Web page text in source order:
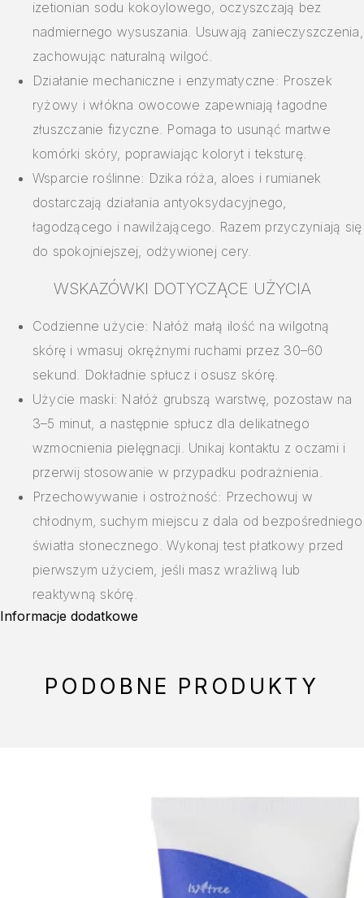
izetionian sodu kokoylowego, oczyszczają bez
nadmiernego wysuszania. Usuwają zanieczyszczenia,
zachowując naturalną wilgoć.
Działanie mechaniczne i enzymatyczne: Proszek
ryżowy i włókna owocowe zapewniają łagodne
złuszczanie fizyczne. Pomaga to usunąć martwe
komórki skóry, poprawiając koloryt i teksturę.
Wsparcie roślinne: Dzika róża, aloes i rumianek
dostarczają działania antyoksydacyjnego,
łagodzącego i nawilżającego. Razem przyczyniają się
do spokojniejszej, odżywionej cery.
WSKAZÓWKI DOTYCZĄCE UŻYCIA
Codzienne użycie: Nałóż małą ilość na wilgotną
skórę i wmasuj okrężnymi ruchami przez 30–60
sekund. Dokładnie spłucz i osusz skórę.
Użycie maski: Nałóż grubszą warstwę, pozostaw na
3–5 minut, a następnie spłucz dla delikatnego
wzmocnienia pielęgnacji. Unikaj kontaktu z oczami i
przerwij stosowanie w przypadku podrażnienia.
Przechowywanie i ostrożność: Przechowuj w
chłodnym, suchym miejscu z dala od bezpośredniego
światła słonecznego. Wykonaj test płatkowy przed
pierwszym użyciem, jeśli masz wrażliwą lub
reaktywną skórę.
Informacje dodatkowe
PODOBNE PRODUKTY